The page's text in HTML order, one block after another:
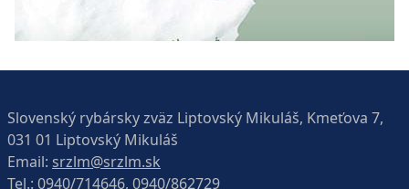
Slovenský rybársky zväz Liptovský Mikuláš, Kmeťova 7,
031 01 Liptovský Mikuláš
Email: srzlm@srzlm.sk
Tel.: 0940/714646, 0940/862729